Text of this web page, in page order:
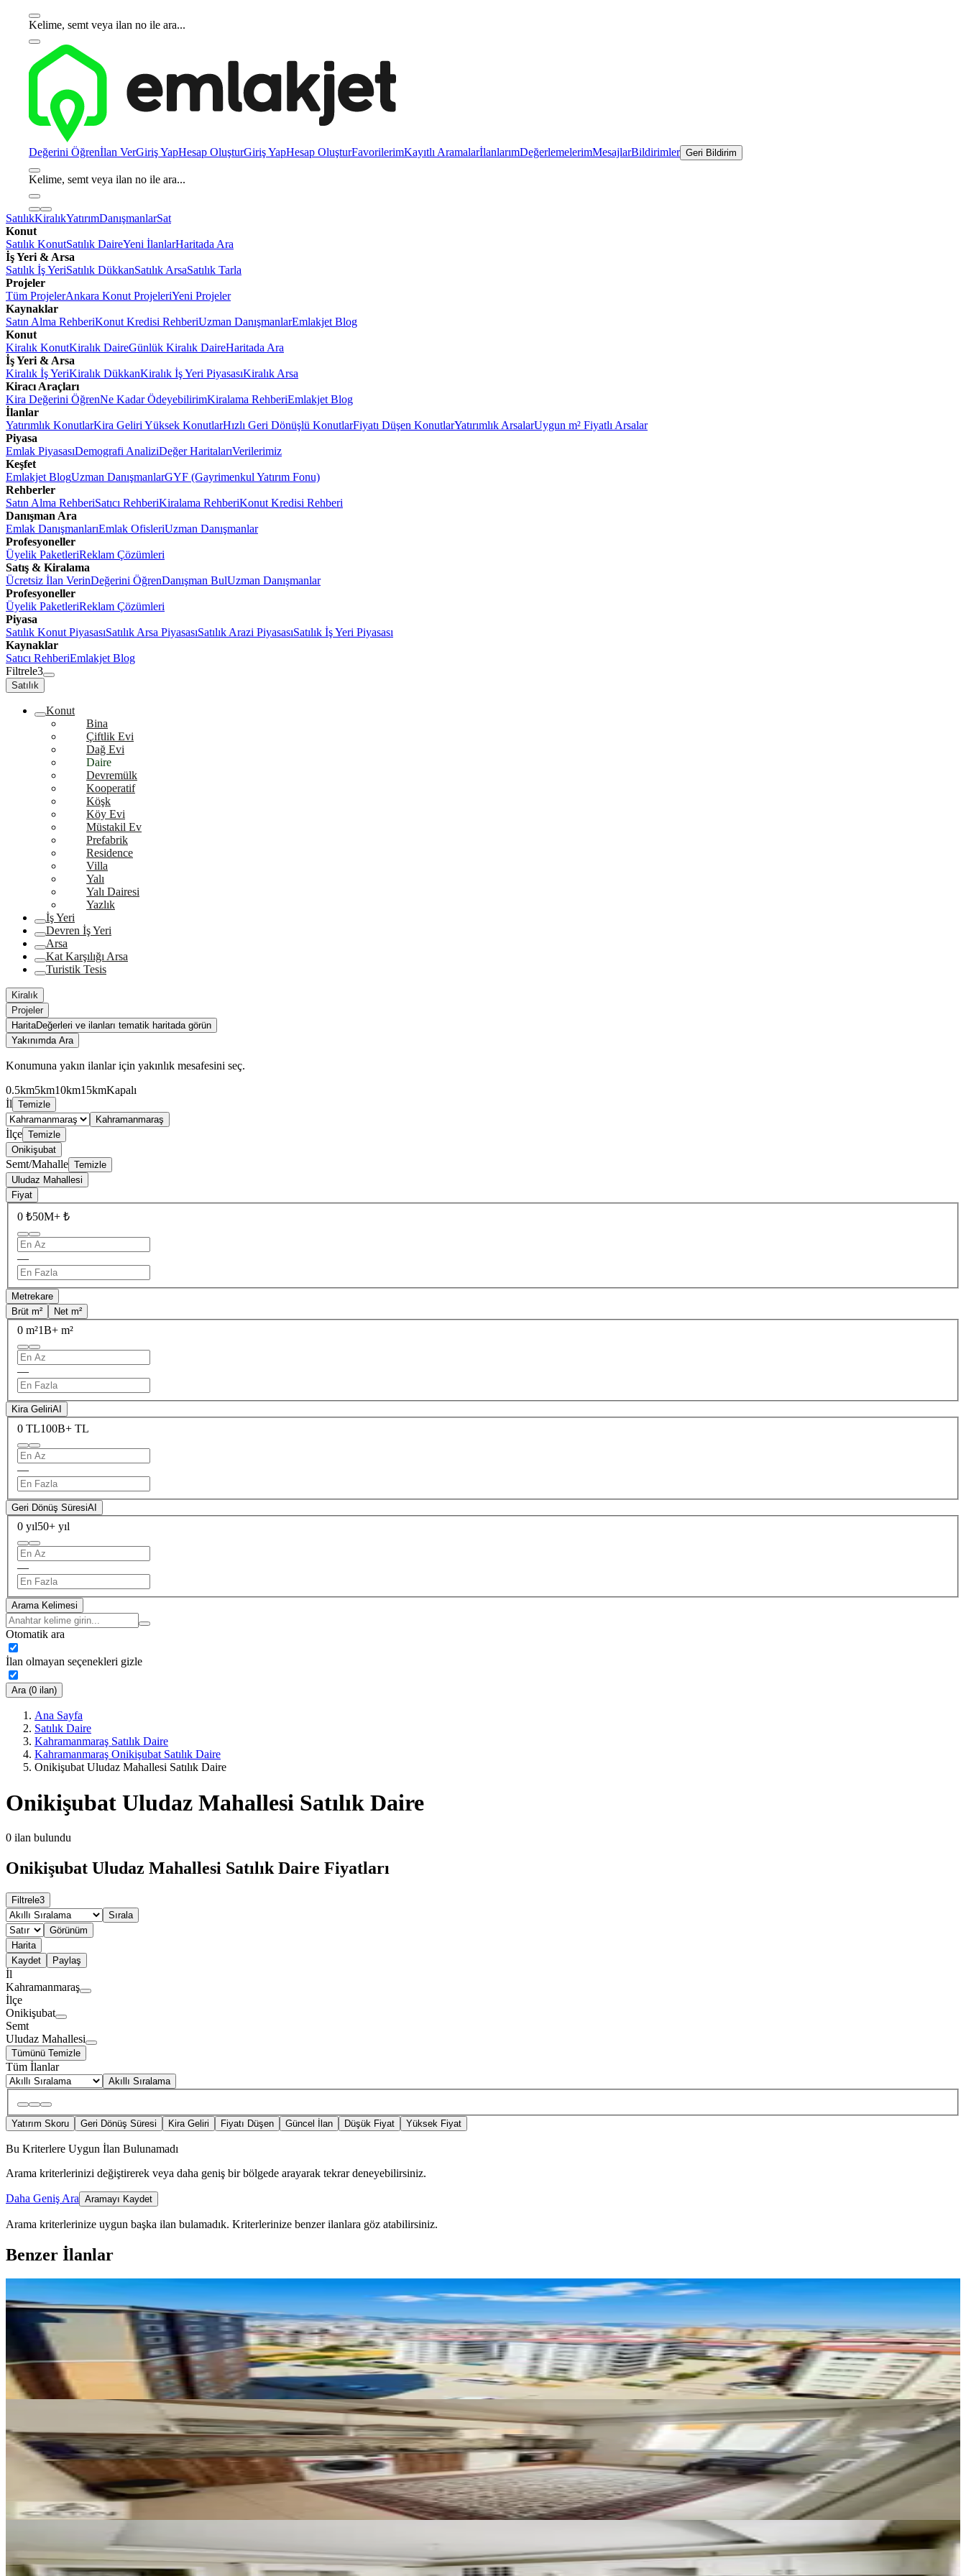
Kelime, semt veya ilan no ile ara...
Değerini Öğrenİlan VerGiriş YapHesap OluşturGiriş YapHesap OluşturFavorilerimKayıtlı AramalarİlanlarımDeğerlemelerimMesajlarBildirimler Geri Bildirim
Kelime, semt veya ilan no ile ara...
SatılıkKiralıkYatırımDanışmanlarSat
Konut
Satılık KonutSatılık DaireYeni İlanlarHaritada Ara
İş Yeri & Arsa
Satılık İş YeriSatılık DükkanSatılık ArsaSatılık Tarla
Projeler
Tüm ProjelerAnkara Konut ProjeleriYeni Projeler
Kaynaklar
Satın Alma RehberiKonut Kredisi RehberiUzman DanışmanlarEmlakjet Blog
Konut
Kiralık KonutKiralık DaireGünlük Kiralık DaireHaritada Ara
İş Yeri & Arsa
Kiralık İş YeriKiralık DükkanKiralık İş Yeri PiyasasıKiralık Arsa
Kiracı Araçları
Kira Değerini ÖğrenNe Kadar ÖdeyebilirimKiralama RehberiEmlakjet Blog
İlanlar
Yatırımlık KonutlarKira Geliri Yüksek KonutlarHızlı Geri Dönüşlü KonutlarFiyatı Düşen KonutlarYatırımlık ArsalarUygun m² Fiyatlı Arsalar
Piyasa
Emlak PiyasasıDemografi AnaliziDeğer HaritalarıVerilerimiz
Keşfet
Emlakjet BlogUzman DanışmanlarGYF (Gayrimenkul Yatırım Fonu)
Rehberler
Satın Alma RehberiSatıcı RehberiKiralama RehberiKonut Kredisi Rehberi
Danışman Ara
Emlak DanışmanlarıEmlak OfisleriUzman Danışmanlar
Profesyoneller
Üyelik PaketleriReklam Çözümleri
Satış & Kiralama
Ücretsiz İlan VerinDeğerini ÖğrenDanışman BulUzman Danışmanlar
Profesyoneller
Üyelik PaketleriReklam Çözümleri
Piyasa
Satılık Konut PiyasasıSatılık Arsa PiyasasıSatılık Arazi PiyasasıSatılık İş Yeri Piyasası
Kaynaklar
Satıcı RehberiEmlakjet Blog
Filtrele3
Satılık
Konut
Bina
Çiftlik Evi
Dağ Evi
Daire
Devremülk
Kooperatif
Köşk
Köy Evi
Müstakil Ev
Prefabrik
Residence
Villa
Yalı
Yalı Dairesi
Yazlık
İş Yeri
Devren İş Yeri
Arsa
Kat Karşılığı Arsa
Turistik Tesis
Kiralık
Projeler
HaritaDeğerleri ve ilanları tematik haritada görün
Yakınımda Ara
Konumuna yakın ilanlar için yakınlık mesafesini seç.
0.5km5km10km15kmKapalı
İl Temizle
Kahramanmaraş
İlçe Temizle
Onikişubat
Semt/Mahalle Temizle
Uludaz Mahallesi
Fiyat
0 ₺50M+ ₺
—
Metrekare
Brüt m²
Net m²
0 m²1B+ m²
—
Kira GeliriAI
0 TL100B+ TL
—
Geri Dönüş SüresiAI
0 yıl50+ yıl
—
Arama Kelimesi
Otomatik ara
İlan olmayan seçenekleri gizle
Ara (0 ilan)
Ana Sayfa
Satılık Daire
Kahramanmaraş Satılık Daire
Kahramanmaraş Onikişubat Satılık Daire
Onikişubat Uludaz Mahallesi Satılık Daire
Onikişubat Uludaz Mahallesi Satılık Daire
0 ilan bulundu
Onikişubat Uludaz Mahallesi Satılık Daire Fiyatları
Filtrele3
Sırala
Görünüm
Harita
Kaydet
Paylaş
İl
Kahramanmaraş
İlçe
Onikişubat
Semt
Uludaz Mahallesi
Tümünü Temizle
Tüm İlanlar
Akıllı Sıralama
Yatırım Skoru Geri Dönüş Süresi Kira Geliri Fiyatı Düşen Güncel İlan Düşük Fiyat Yüksek Fiyat
Bu Kriterlere Uygun İlan Bulunamadı
Arama kriterlerinizi değiştirerek veya daha geniş bir bölgede arayarak tekrar deneyebilirsiniz.
Daha Geniş Ara Aramayı Kaydet
Arama kriterlerinize uygun başka ilan bulamadık. Kriterlerinize benzer ilanlara göz atabilirsiniz.
Benzer İlanlar
YENİ
Doğruev'den Site İçerisinde Muhteşem Manzaralı Satılık 5+1 Daire
Onikişubat, Ağcalı Mahallesi
5+1
·210 m²·9. Kat·09.08.2026
5.500.000 ₺
DOĞRUEV GAYRİMENKUL Abdullah Yalçın
Ara
Çetin Gayrimenkul'den Agcalı Yoluna Yakın Satılık Geniş 3+1 Dair
Onikişubat, Piri Reis Mahallesi
3+1· 150 m²· 5. Kat · 08.08.2026
2.695.000 ₺
ÇETİN GAYRİMENKULÖzkan Çetin
Ara
Amazon'dan Gözde Semtte Havuzlu Site'de Sıfır Yapı Satılık Daire
Onikişubat, Yamaçtepe Mahallesi AMAZON GAYRİMENKUL